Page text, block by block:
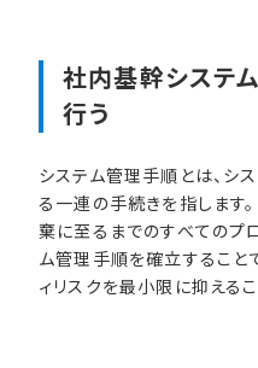
社内基幹システ
行う
システム管理手順とは、シ
る一連の手続きを指します
棄に至るまでのすべてのプ
ム管理手順を確立すること
ィリスクを最小限に抑えるこ